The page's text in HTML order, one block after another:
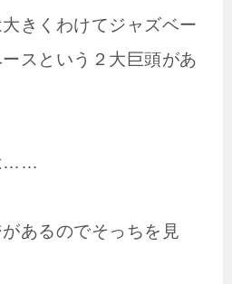
きくわけてジャズベー
スという２大巨頭があ
……
あるのでそっちを見